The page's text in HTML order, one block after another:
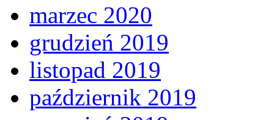
marzec 2020
grudzień 2019
listopad 2019
październik 2019